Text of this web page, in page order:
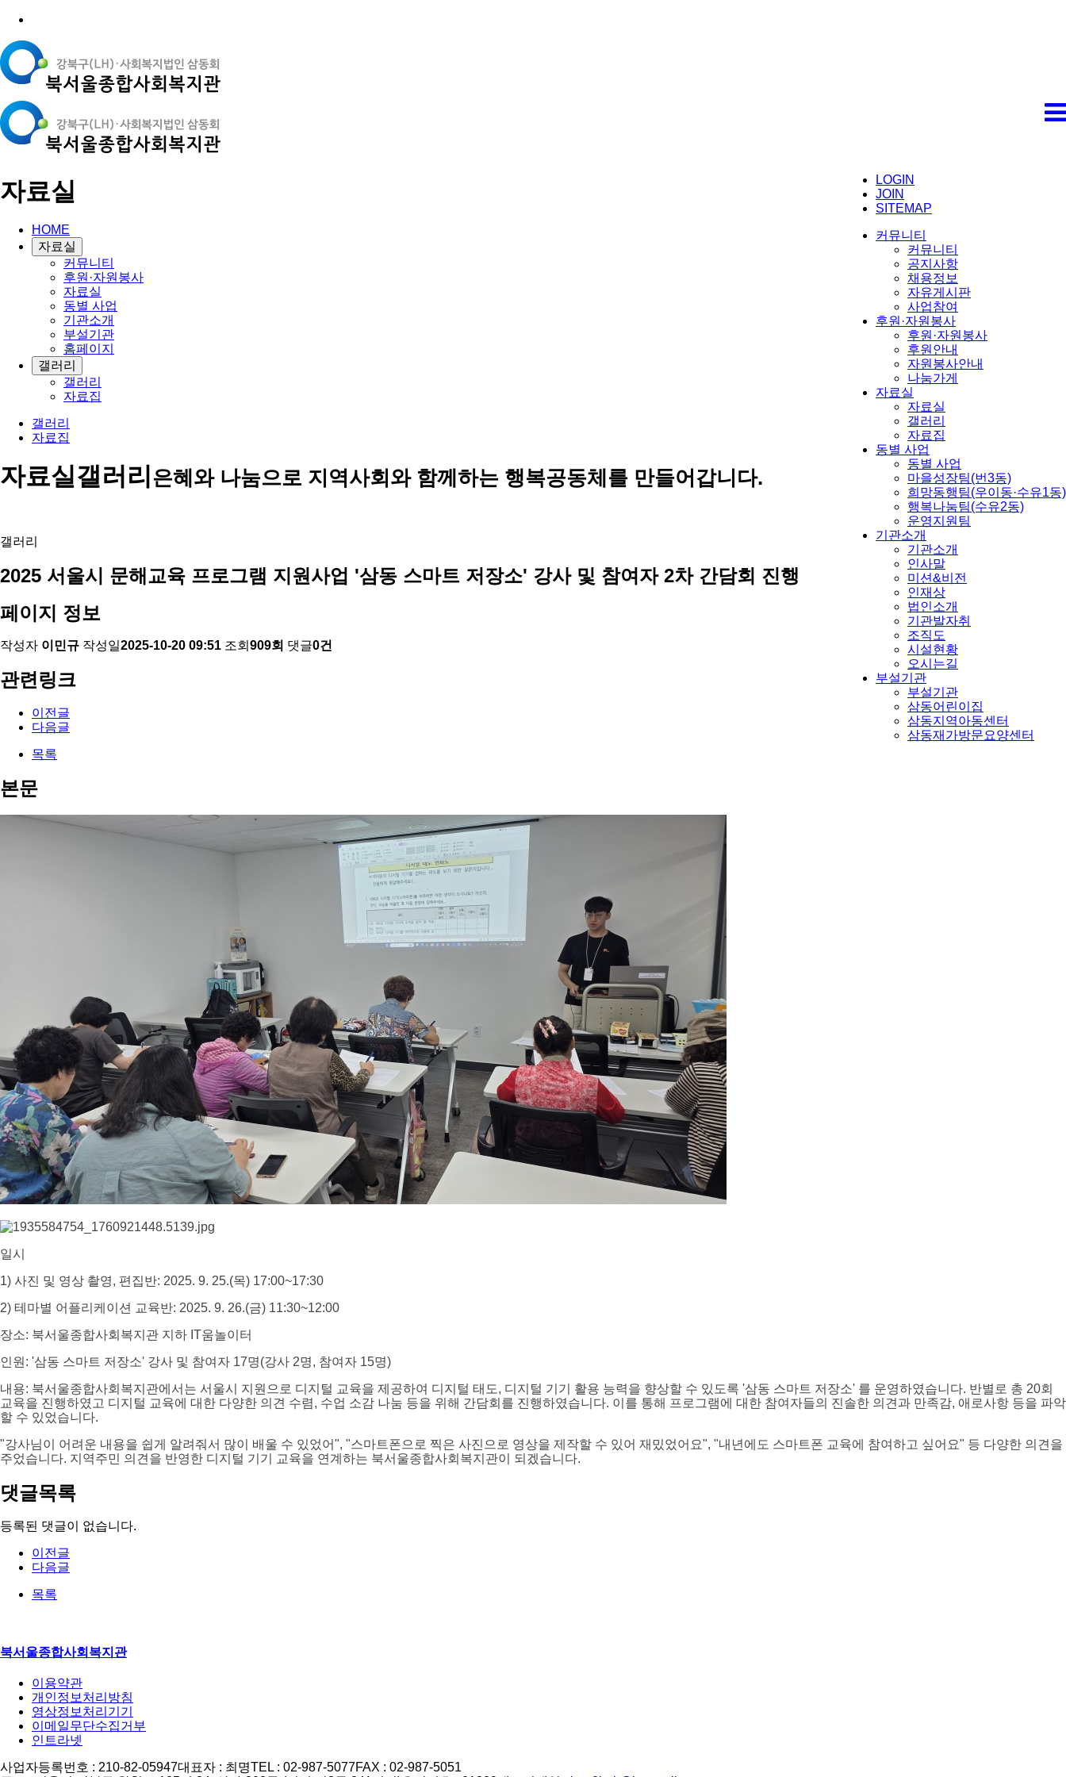
LOGIN
JOIN
SITEMAP
커뮤니티
커뮤니티
공지사항
채용정보
자유게시판
사업참여
후원·자원봉사
후원·자원봉사
후원안내
자원봉사안내
나눔가게
자료실
자료실
갤러리
자료집
동별 사업
동별 사업
마을성장팀(번3동)
희망동행팀(우이동·수유1동)
행복나눔팀(수유2동)
운영지원팀
기관소개
기관소개
인사말
미션&비전
인재상
법인소개
기관발자취
조직도
시설현황
오시는길
부설기관
부설기관
삼동어린이집
삼동지역아동센터
삼동재가방문요양센터
자료실
HOME
자료실
커뮤니티
후원·자원봉사
자료실
동별 사업
기관소개
부설기관
홈페이지
갤러리
갤러리
자료집
갤러리
자료집
자료실갤러리은혜와 나눔으로 지역사회와 함께하는 행복공동체를 만들어갑니다.
갤러리
2025 서울시 문해교육 프로그램 지원사업 '삼동 스마트 저장소' 강사 및 참여자 2차 간담회 진행
페이지 정보
작성자 이민규 작성일2025-10-20 09:51 조회 909회 댓글0건
관련링크
이전글
다음글
목록
본문
일시
1) 사진 및 영상 촬영, 편집반: 2025. 9. 25.(목) 17:00~17:30
2) 테마별 어플리케이션 교육반: 2025. 9. 26.(금) 11:30~12:00
장소: 북서울종합사회복지관 지하 IT움놀이터
인원: '삼동 스마트 저장소' 강사 및 참여자 17명(강사 2명, 참여자 15명)
내용: 북서울종합사회복지관에서는 서울시 지원으로 디지털 교육을 제공하여 디지털 태도, 디지털 기기 활용 능력을 향상할 수 있도록 '삼동 스마트 저장소' 를 운영하였습니다. 반별로 총 20회
교육을 진행하였고 디지털 교육에 대한 다양한 의견 수렴, 수업 소감 나눔 등을 위해 간담회를 진행하였습니다. 이를 통해 프로그램에 대한 참여자들의 진솔한 의견과 만족감, 애로사항 등을 파악
할 수 있었습니다.
"강사님이 어려운 내용을 쉽게 알려줘서 많이 배울 수 있었어", "스마트폰으로 찍은 사진으로 영상을 제작할 수 있어 재밌었어요", "내년에도 스마트폰 교육에 참여하고 싶어요" 등 다양한 의견을
주었습니다. 지역주민 의견을 반영한 디지털 기기 교육을 연계하는 북서울종합사회복지관이 되겠습니다.
댓글목록
등록된 댓글이 없습니다.
이전글
다음글
목록
북서울종합사회복지관
이용약관
개인정보처리방침
영상정보처리기기
이메일무단수집거부
인트라넷
사업자등록번호 : 210-82-05947대표자 : 최명TEL : 02-987-5077FAX : 02-987-5051